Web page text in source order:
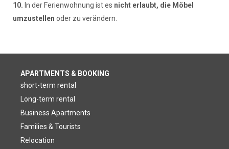
10. In der Ferienwohnung ist es nicht erlaubt, die Möbel
umzustellen oder zu verändern.
APARTMENTS & BOOKING
short-term rental
Long-term rental
Business Apartments
Families & Tourists
Relocation